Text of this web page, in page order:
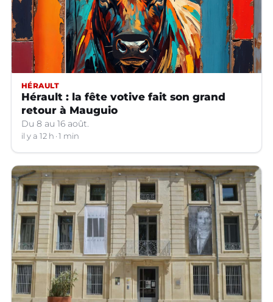
HÉRAULT
Hérault : la fête votive fait son grand
retour à Mauguio
Du 8 au 16 août.
il y a 12 h 1 min